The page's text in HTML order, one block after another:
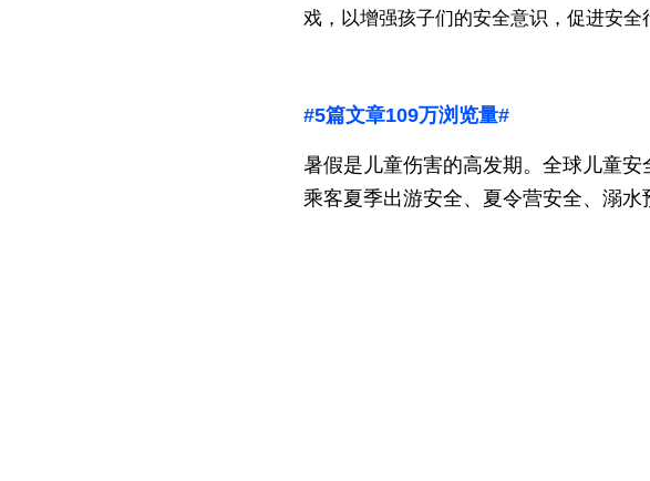
戏，以增强孩子们的安全意识，促进安
#5篇文章109万浏览量#
暑假是儿童伤害的高发期。全球儿童
乘客夏季出游安全、夏令营安全、溺水